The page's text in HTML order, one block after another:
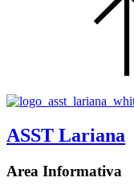
ASST Lariana
Area Informativa